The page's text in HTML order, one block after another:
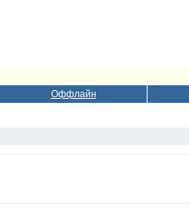
Оффлайн